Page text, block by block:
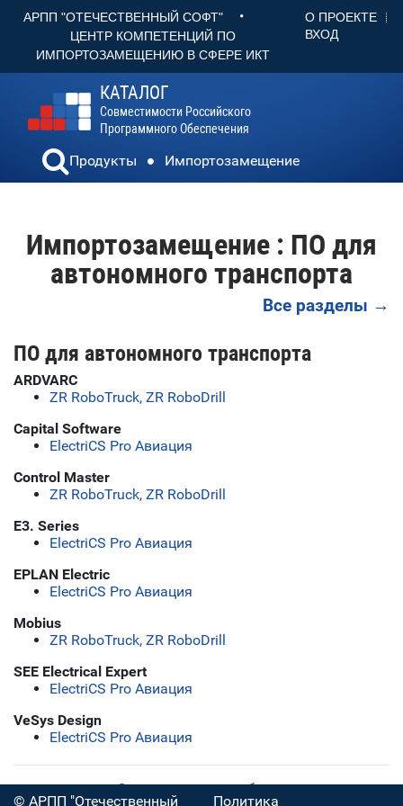
АРПП "ОТЕЧЕСТВЕННЫЙ СОФТ" •
ЦЕНТР КОМПЕТЕНЦИЙ ПО
ИМПОРТОЗАМЕЩЕНИЮ В СФЕРЕ ИКТ
О ПРОЕКТЕ
ВХОД
КАТАЛОГ
Совместимости Российского
Программного Обеспечения
Продукты Импортозамещение
Импортозамещение : ПО для
автономного транспорта
Все разделы →
ПО для автономного транспорта
ARDVARC
ZR RoboTruck, ZR RoboDrill
Capital Software
ElectriCS Pro Авиация
Control Master
ZR RoboTruck, ZR RoboDrill
E3. Series
ElectriCS Pro Авиация
EPLAN Electric
ElectriCS Pro Авиация
Mobius
ZR RoboTruck, ZR RoboDrill
SEE Electrical Expert
ElectriCS Pro Авиация
VeSys Design
ElectriCS Pro Авиация
Скачать полную таблицу
© АРПП "Отечественный Политика